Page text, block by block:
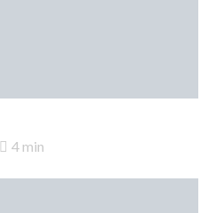
4 min